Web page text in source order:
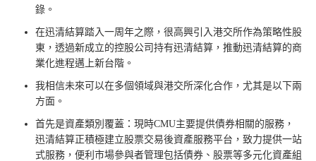
錄。
在迅清結算踏入一周年之際，很高興引入港交所作為策略性股
東，透過新成立的控股公司持有迅清結算，推動迅清結算的商
業化進程邁上新台階。
我相信未來可以在多個領域與港交所深化合作，尤其是以下兩
方面。
首先是資產類別覆蓋：現時CMU主要提供債券相關的服務，
迅清結算正積極建立股票交易後資產服務平台，致力提供一站
式服務，便利市場參與者管理包括債券、股票等多元化資產組